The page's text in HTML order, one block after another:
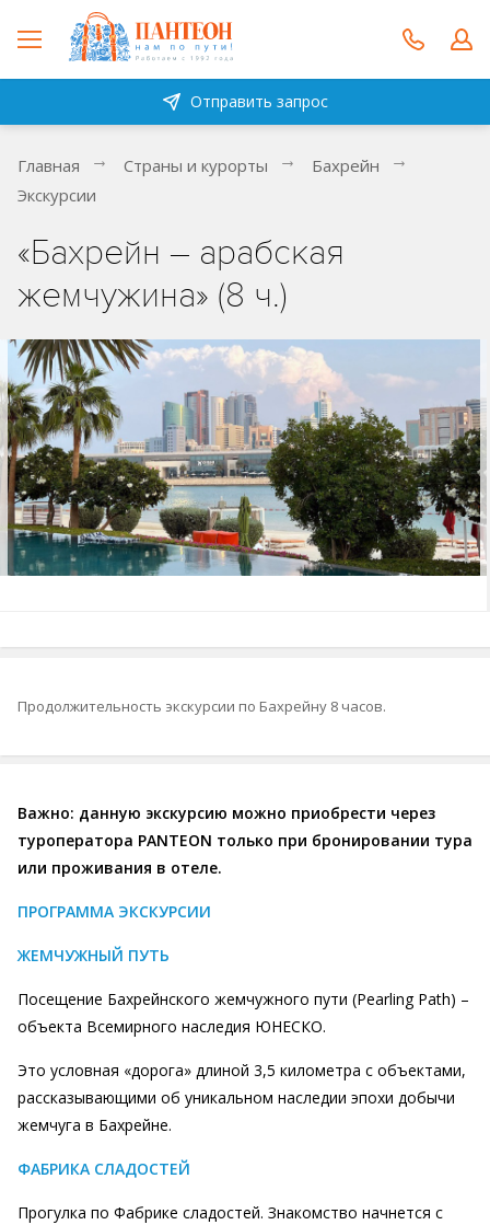
Отправить запрос
Главная Страны и курорты
Бахрейн
Экскурсии
«Бахрейн – арабская
жемчужина» (8 ч.)
Продолжительность экскурсии по Бахрейну 8 часов.
Важно: данную экскурсию можно приобрести через
туроператора PANTEON только при бронировании тура
или проживания в отеле.
ПРОГРАММА ЭКСКУРСИИ
ЖЕМЧУЖНЫЙ ПУТЬ
Посещение Бахрейнского жемчужного пути (Pearling Path) –
объекта Всемирного наследия ЮНЕСКО.
Это условная «дорога» длиной 3,5 километра с объектами,
рассказывающими об уникальном наследии эпохи добычи
жемчуга в Бахрейне.
ФАБРИКА СЛАДОСТЕЙ
Прогулка по Фабрике сладостей. Знакомство начнется с